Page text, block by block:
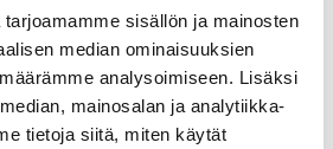
sisällön ja mainosten
median ominaisuuksien
analysoimiseen. Lisäksi
mainosalan ja analytiikka-
tietoja siitä, miten käytät
20,90 €
Lue lisää